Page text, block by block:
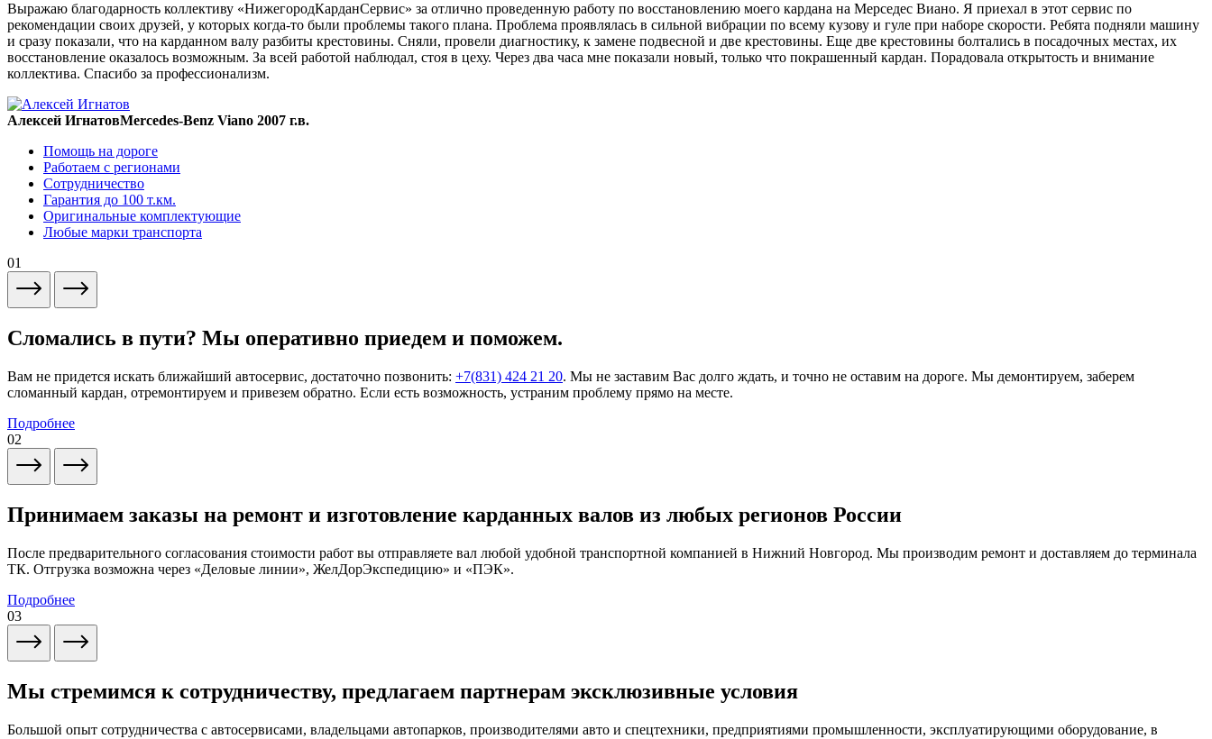
Выражаю благодарность коллективу «НижегородКарданСервис» за отлично проведенную работу по восстановлению моего кардана на Мерседес Виано. Я приехал в этот сервис по
рекомендации своих друзей, у которых когда-то были проблемы такого плана. Проблема проявлялась в сильной вибрации по всему кузову и гуле при наборе скорости. Ребята подняли машину
и сразу показали, что на карданном валу разбиты крестовины. Сняли, провели диагностику, к замене подвесной и две крестовины. Еще две крестовины болтались в посадочных местах, их
восстановление оказалось возможным. За всей работой наблюдал, стоя в цеху. Через два часа мне показали новый, только что покрашенный кардан. Порадовала открытость и внимание
коллектива. Спасибо за профессионализм.
Алексей ИгнатовMercedes-Benz Viano 2007 г.в.
Помощь на дороге
Работаем с регионами
Сотрудничество
Гарантия до 100 т.км.
Оригинальные комплектующие
Любые марки транспорта
01
Сломались в пути? Мы оперативно приедем и поможем.
Вам не придется искать ближайший автосервис, достаточно позвонить: +7(831) 424 21 20. Мы не заставим Вас долго ждать, и точно не оставим на дороге. Мы демонтируем, заберем
сломанный кардан, отремонтируем и привезем обратно. Если есть возможность, устраним проблему прямо на месте.
Подробнее
02
Принимаем заказы на ремонт и изготовление карданных валов из любых регионов России
После предварительного согласования стоимости работ вы отправляете вал любой удобной транспортной компанией в Нижний Новгород. Мы производим ремонт и доставляем до терминала
ТК. Отгрузка возможна через «Деловые линии», ЖелДорЭкспедицию» и «ПЭК».
Подробнее
03
Мы стремимся к сотрудничеству, предлагаем партнерам эксклюзивные условия
Большой опыт сотрудничества с автосервисами, владельцами автопарков, производителями авто и спецтехники, предприятиями промышленности, эксплуатирующими оборудование, в